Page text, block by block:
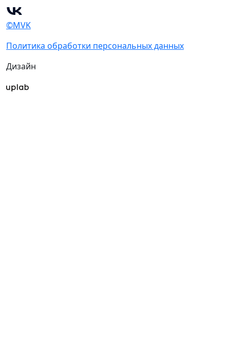
©MVK
Политика обработки персональных данных
Дизайн